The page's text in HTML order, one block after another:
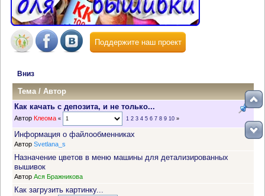
Поддержите наш проект
Вниз
Тема/Автор
Как качать с депозита, и не только...
Автор Клеома « 1 2 3 4 5 6 7 8 9 10»
Информация о файлообменниках
Автор Svetlana_s
Назначение цветов в меню машины для детализированных
вышивок
Автор Ася Бражникова
Как загрузить картинку...